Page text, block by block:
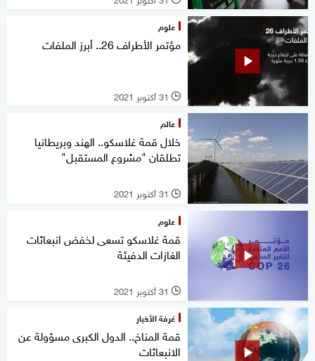
علوم
مؤتمر الأطراف 26.. أبرز الملفات
l 31 أكتوبر 2021
عالم
خلال قمة غلاسكو.. الهند وبريطانيا
تطلقان "مشروع المستقبل"
l 31 أكتوبر 2021
علوم
قمة غلاسكو تسعى لخفض انبعاثات
الغازات الدفيئة
l 31 أكتوبر 2021
غرفة الأخبار
قمة المناخ.. الدول الكبرى مسؤولة عن
الانبعاثات